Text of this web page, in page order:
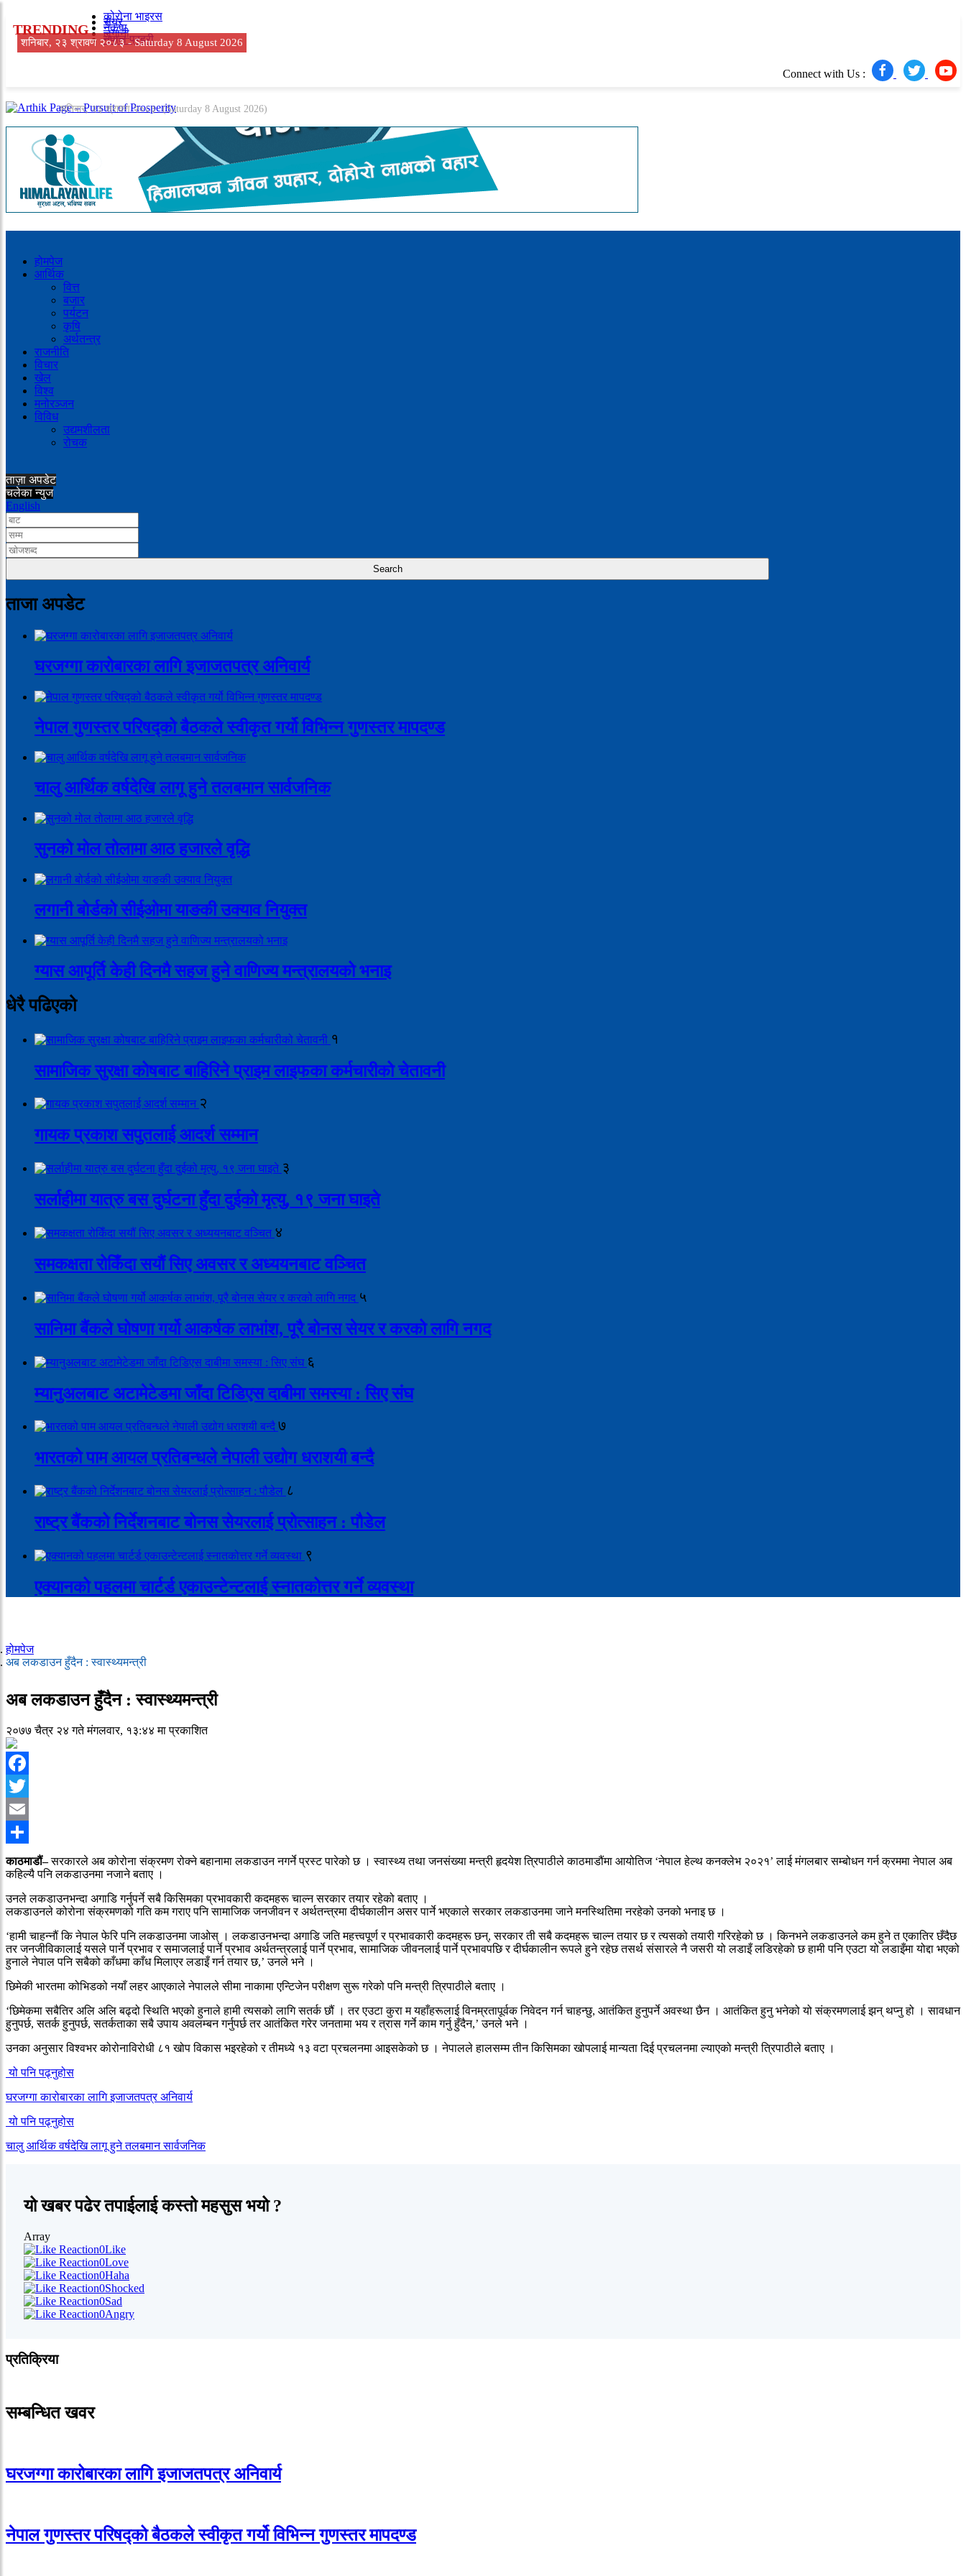
TRENDING
कोरोना भाइरस
सेयर
नेकपा
लगानी
नेपाल प्रहरी
Connect with Us :
शनिबार, २३ श्रावण २०८३ (Saturday 8 August 2026)
शनिबार, २३ श्रावण २०८३ -Saturday 8 August 2026
होमपेज
आर्थिक
वित्त
बजार
पर्यटन
कृषि
अर्थतन्त्र
राजनीति
विचार
खेल
विश्व
मनोरञ्जन
विविध
उद्यमशीलता
रोचक
ताज़ा अपडेट
चलेका न्युज
English
ताजा अपडेट
घरजग्गा कारोबारका लागि इजाजतपत्र अनिवार्य
नेपाल गुणस्तर परिषद्को बैठकले स्वीकृत गर्यो विभिन्न गुणस्तर मापदण्ड
चालु आर्थिक वर्षदेखि लागू हुने तलबमान सार्वजनिक
सुनको मोल तोलामा आठ हजारले वृद्धि
लगानी बोर्डको सीईओमा याङकी उक्याव नियुक्त
ग्यास आपूर्ति केही दिनमै सहज हुने वाणिज्य मन्त्रालयको भनाइ
धेरै पढिएको
१
सामाजिक सुरक्षा कोषबाट बाहिरिने प्राइम लाइफका कर्मचारीको चेतावनी
२
गायक प्रकाश सपुतलाई आदर्श सम्मान
३
सर्लाहीमा यात्रु बस दुर्घटना हुँदा दुईको मृत्यु, १९ जना घाइते
४
समकक्षता रोकिँदा सयौं सिए अवसर र अध्ययनबाट वञ्चित
५
सानिमा बैंकले घोषणा गर्यो आकर्षक लाभांश, पूरै बोनस सेयर र करको लागि नगद
६
म्यानुअलबाट अटामेटेडमा जाँदा टिडिएस दाबीमा समस्या : सिए संघ
७
भारतको पाम आयल प्रतिबन्धले नेपाली उद्योग धराशयी बन्दै
८
राष्ट्र बैंकको निर्देशनबाट बोनस सेयरलाई प्रोत्साहन : पौडेल
९
एक्यानको पहलमा चार्टर्ड एकाउन्टेन्टलाई स्नातकोत्तर गर्ने व्यवस्था
होमपेज
अब लकडाउन हुँदैन : स्वास्थ्यमन्त्री
अब लकडाउन हुँदैन : स्वास्थ्यमन्त्री
२०७७ चैत्र २४ गते मंगलवार, १३:४४ मा प्रकाशित
Facebook
Twitter
Email
Share
काठमाडौं–सरकारले अब कोरोना संक्रमण रोक्ने बहानामा लकडाउन नगर्ने प्रस्ट पारेको छ । स्वास्थ्य तथा जनसंख्या मन्त्री हृदयेश त्रिपाठीले काठमाडौंमा आयोतिज ‘नेपाल हेल्थ कनक्लेभ २०२१’ लाई मंगलबार सम्बोधन गर्न क्रममा नेपाल अब
कहिल्यै पनि लकडाउनमा नजाने बताए ।
उनले लकडाउनभन्दा अगाडि गर्नुपर्ने सबै किसिमका प्रभावकारी कदमहरू चाल्न सरकार तयार रहेको बताए ।
लकडाउनले कोरोना संक्रमणको गति कम गराए पनि सामाजिक जनजीवन र अर्थतन्त्रमा दीर्घकालीन असर पार्ने भएकाले सरकार लकडाउनमा जाने मनस्थितिमा नरहेको उनको भनाइ छ ।
‘हामी चाहन्नौं कि नेपाल फेरि पनि लकडाउनमा जाओस् । लकडाउनभन्दा अगाडि जति महत्त्वपूर्ण र प्रभावकारी कदमहरू छन्, सरकार ती सबै कदमहरू चाल्न तयार छ र त्यसको तयारी गरिरहेको छ । किनभने लकडाउनले कम हुने त एकातिर छँदैछ
तर जनजीविकालाई यसले पार्ने प्रभाव र समाजलाई पार्ने प्रभाव अर्थतन्त्रलाई पार्ने प्रभाव, सामाजिक जीवनलाई पार्ने प्रभावपछि र दीर्घकालीन रूपले हुने रहेछ तसर्थ संसारले नै जसरी यो लडाइँ लडिरहेको छ हामी पनि एउटा यो लडाइँमा योद्दा भएको
हुनाले नेपाल पनि सबैको काँधमा काँध मिलाएर लडाइँ गर्न तयार छ,’ उनले भने ।
छिमेकी भारतमा कोभिडको नयाँ लहर आएकाले नेपालले सीमा नाकामा एन्टिजेन परीक्षण सुरू गरेको पनि मन्त्री त्रिपाठीले बताए ।
‘छिमेकमा सबैतिर अलि अलि बढ्दो स्थिति भएको हुनाले हामी त्यसको लागि सतर्क छौं । तर एउटा कुरा म यहाँहरूलाई विनम्रतापूर्वक निवेदन गर्न चाहन्छु, आतंकित हुनुपर्ने अवस्था छैन । आतंकित हुनु भनेको यो संक्रमणलाई झन् थप्नु हो । सावधान
हुनुपर्छ, सतर्क हुनुपर्छ, सतर्कताका सबै उपाय अवलम्बन गर्नुपर्छ तर आतंकित गरेर जनतामा भय र त्रास गर्ने काम गर्नु हुँदैन,’ उनले भने ।
उनका अनुसार विश्वभर कोरोनाविरोधी ८१ खोप विकास भइरहेको र तीमध्ये १३ वटा प्रचलनमा आइसकेको छ । नेपालले हालसम्म तीन किसिमका खोपलाई मान्यता दिई प्रचलनमा ल्याएको मन्त्री त्रिपाठीले बताए ।
यो पनि पढ्नुहोस
घरजग्गा कारोबारका लागि इजाजतपत्र अनिवार्य
यो पनि पढ्नुहोस
चालु आर्थिक वर्षदेखि लागू हुने तलबमान सार्वजनिक
यो खबर पढेर तपाईलाई कस्तो महसुस भयो ?
Array
0Like
0Love
0Haha
0Shocked
0Sad
0Angry
प्रतिक्रिया
सम्बन्धित खवर
घरजग्गा कारोबारका लागि इजाजतपत्र अनिवार्य
नेपाल गुणस्तर परिषद्को बैठकले स्वीकृत गर्यो विभिन्न गुणस्तर मापदण्ड